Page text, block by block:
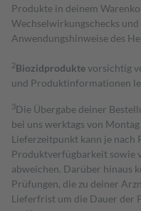
Produkte in deinem
Wechselwirkungschecks
Anwendungshinweise des
2Biozidproduktevorsichtig
und Produktinformationen
3Die Übergabe deiner
bei uns werktags von
Lieferzeitpunkt kann je nach
Produktverfügbarkeit sowie
abweichen. Darüber hinaus
Prüfungen, die zu deiner
Lieferfrist um die Dauer der